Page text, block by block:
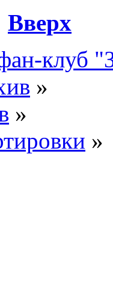
Вверх
клуб
»
»
»